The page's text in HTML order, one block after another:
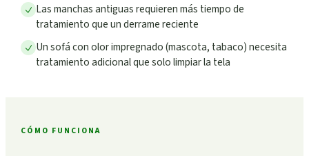
Las manchas antiguas requieren más tiempo de
tratamiento que un derrame reciente
Un sofá con olor impregnado (mascota, tabaco) necesita
tratamiento adicional que solo limpiar la tela
CÓMO FUNCIONA